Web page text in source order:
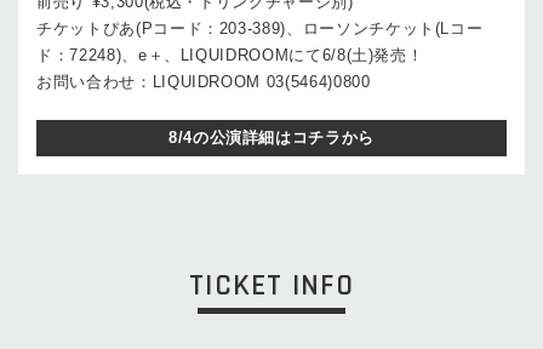
チケットぴあ(Pコード：203-389)、ローソンチケット(Lコー
ド：72248)、e＋、LIQUIDROOMにて6/8(土)発売！
お問い合わせ：LIQUIDROOM 03(5464)0800
8/4の公演詳細はコチラから
TICKET INFO